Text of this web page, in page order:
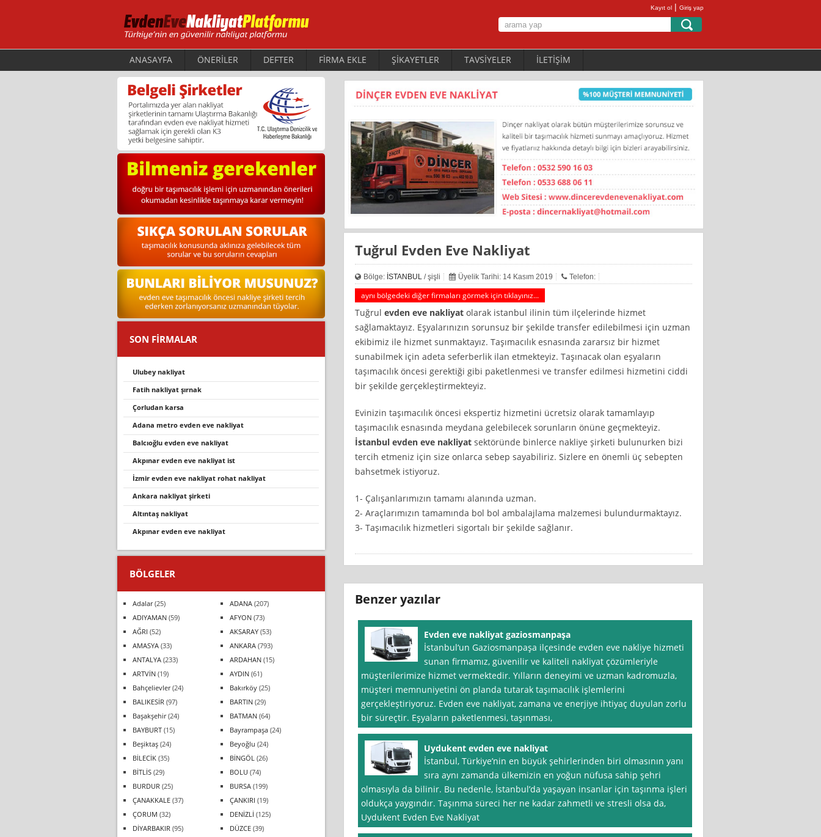
Kayıt ol | Giriş yap
ANASAYFA ÖNERİLER DEFTER FİRMA EKLE ŞİKAYETLER TAVSİYELER İLETİŞİM
Tuğrul Evden Eve Nakliyat
Bölge: İSTANBUL/ şişli Üyelik Tarihi: 14 Kasım 2019 Telefon:
aynı bölgedeki diğer firmaları görmek için tıklayınız...
Tuğrul evden eve nakliyatolarak istanbul ilinin tüm ilçelerinde hizmet
sağlamaktayız. Eşyalarınızın sorunsuz bir şekilde transfer edilebilmesi için uzman
ekibimiz ile hizmet sunmaktayız. Taşımacılık esnasında zararsız bir hizmet
sunabilmek için adeta seferberlik ilan etmekteyiz. Taşınacak olan eşyaların
taşımacılık öncesi gerektiği gibi paketlenmesi ve transfer edilmesi hizmetini ciddi
bir şekilde gerçekleştirmekteyiz.
Evinizin taşımacılık öncesi ekspertiz hizmetini ücretsiz olarak tamamlayıp
taşımacılık esnasında meydana gelebilecek sorunların önüne geçmekteyiz.
İstanbul evden eve nakliyatsektöründe binlerce nakliye şirketi bulunurken bizi
tercih etmeniz için size onlarca sebep sayabiliriz. Sizlere en önemli üç sebepten
bahsetmek istiyoruz.
1- Çalışanlarımızın tamamı alanında uzman.
2- Araçlarımızın tamamında bol bol ambalajlama malzemesi bulundurmaktayız.
3- Taşımacılık hizmetleri sigortalı bir şekilde sağlanır.
Benzer yazılar
Evden eve nakliyat gaziosmanpaşa
İstanbul‘un Gaziosmanpaşa ilçesinde evden eve nakliye hizmeti
sunan firmamız, güvenilir ve kaliteli nakliyat çözümleriyle
müşterilerimize hizmet vermektedir. Yılların deneyimi ve uzman kadromuzla,
müşteri memnuniyetini ön planda tutarak taşımacılık işlemlerini
gerçekleştiriyoruz. Evden eve nakliyat, zamana ve enerjiye ihtiyaç duyulan zorlu
bir süreçtir. Eşyaların paketlenmesi, taşınması,
Uydukent evden eve nakliyat
İstanbul, Türkiye’nin en büyük şehirlerinden biri olmasının yanı
sıra aynı zamanda ülkemizin en yoğun nüfusa sahip şehri
olmasıyla da bilinir. Bu nedenle, İstanbul’da yaşayan insanlar için taşınma işleri
oldukça yaygındır. Taşınma süreci her ne kadar zahmetli ve stresli olsa da,
Uydukent Evden Eve Nakliyat
SON FİRMALAR
ulubey nakli̇yat
fatih nakliyat şırnak
çorludan karsa
adana metro evden eve nakliyat
balcıoğlu evden eve nakliyat
akpinar evden eve nakli̇yat i̇st
izmir evden eve nakliyat rohat nakli̇yat
ankara nakliyat şirketi
altintaş nakli̇yat
akpinar evden eve nakli̇yat
BÖLGELER
Adalar(25) ADANA (207)
ADIYAMAN (59) AFYON (73)
AĞRI (52) AKSARAY (53)
AMASYA (33) ANKARA (793)
ANTALYA (233) ARDAHAN (15)
ARTVİN (19) AYDIN (61)
Bahçelievler(24) Bakırköy (25)
BALIKESİR (97) BARTIN (29)
Başakşehir(24) BATMAN (64)
BAYBURT (15) Bayrampaşa (24)
Beşiktaş (24) Beyoğlu (24)
BİLECİK (35) BİNGÖL (26)
BİTLİS (29) BOLU (74)
BURDUR (25) BURSA (199)
ÇANAKKALE (37) ÇANKIRI (19)
ÇORUM (32) DENİZLİ (125)
DİYARBAKIR (95) DÜZCE (39)